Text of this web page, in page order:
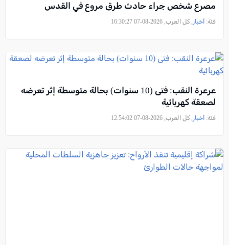
مصرع شخص جراء حادث طرق مروع في القدس
فئة: أخبار , كل العرب, 2026-08-07 16:30:27
عرعرة النقب: فتى (10 سنوات) بحالة متوسطة إثر تعرضه
لصعقة كهربائية
فئة: أخبار , كل العرب, 2026-08-07 12:54:02